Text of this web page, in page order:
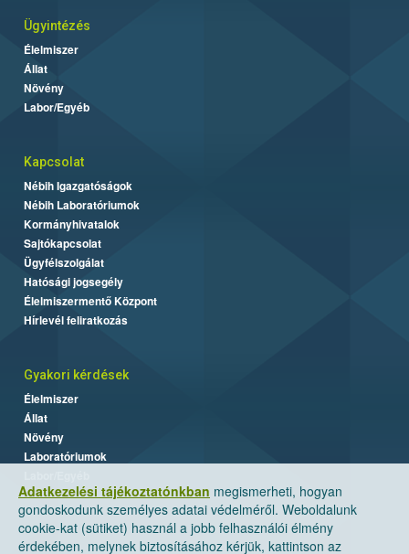
Adatkezelési tájékoztatónkban megismerheti, hogyan
gondoskodunk személyes adatai védelméről. Weboldalunk
cookie-kat (sütiket) használ a jobb felhasználói élmény
érdekében, melynek biztosításához kérjük, kattintson az
Ügyintézés
Élelmiszer
Állat
Növény
Labor/Egyéb
Kapcsolat
Nébih Igazgatóságok
Nébih Laboratóriumok
Kormányhivatalok
Sajtókapcsolat
Ügyfélszolgálat
Hatósági jogsegély
Élelmiszermentő Központ
Hírlevél feliratkozás
Gyakori kérdések
Élelmiszer
Állat
Növény
Laboratóriumok